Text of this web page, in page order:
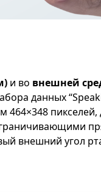
и во внешней
данных
пикселей,
внешний угол